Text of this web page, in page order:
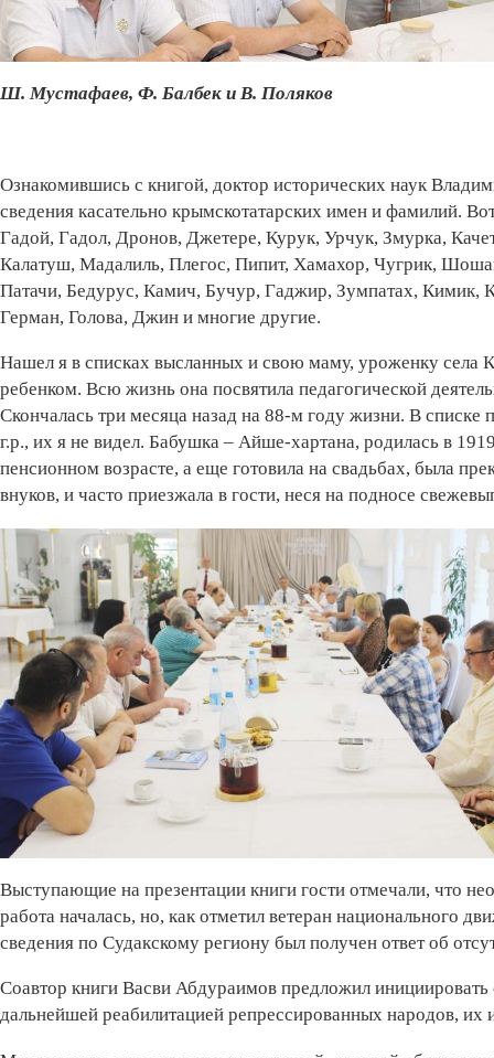
Ш. Мустафаев, Ф. Балбек и В. Поляков
Ознакомившись с книгой, доктор исторических наук
сведения касательно крымскотатарских имен и фамилий.
Гадой, Гадол, Дронов, Джетере, Курук, Урчук, Змурка,
Калатуш, Мадалиль, Плегос, Пипит, Хамахор, Чугрик,
Патачи, Бедурус, Камич, Бучур, Гаджир, Зумпатах, Кимик,
Герман, Голова, Джин и многие другие.
Нашел я в списках высланных и свою маму, уроженку села
ребенком. Всю жизнь она посвятила педагогической
Скончалась три месяца назад на 88-м году жизни. В
г.р., их я не видел. Бабушка – Айше-хартана, родилась в
пенсионном возрасте, а еще готовила на свадьбах, была
внуков, и часто приезжала в гости, неся на подносе
Выступающие на презентации книги гости отмечали, что
работа началась, но, как отметил ветеран национального
сведения по Судакскому региону был получен ответ об
Соавтор книги Васви Абдураимов предложил
дальнейшей реабилитацией репрессированных народов, их